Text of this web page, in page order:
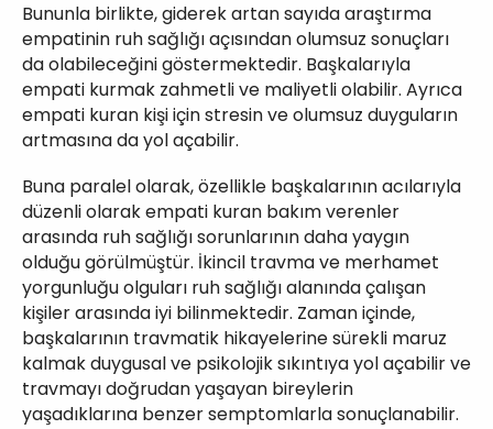
Bununla birlikte, giderek artan sayıda araştırma
empatinin ruh sağlığı açısından olumsuz sonuçları
da olabileceğini göstermektedir. Başkalarıyla
empati kurmak zahmetli ve maliyetli olabilir. Ayrıca
empati kuran kişi için stresin ve olumsuz duyguların
artmasına da yol açabilir.
Buna paralel olarak, özellikle başkalarının acılarıyla
düzenli olarak empati kuran bakım verenler
arasında ruh sağlığı sorunlarının daha yaygın
olduğu görülmüştür. İkincil travma ve merhamet
yorgunluğu olguları ruh sağlığı alanında çalışan
kişiler arasında iyi bilinmektedir. Zaman içinde,
başkalarının travmatik hikayelerine sürekli maruz
kalmak duygusal ve psikolojik sıkıntıya yol açabilir ve
travmayı doğrudan yaşayan bireylerin
yaşadıklarına benzer semptomlarla sonuçlanabilir.